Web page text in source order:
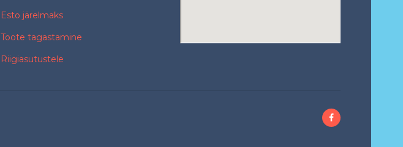
Esto järelmaks
Toote tagastamine
Riigiasutustele